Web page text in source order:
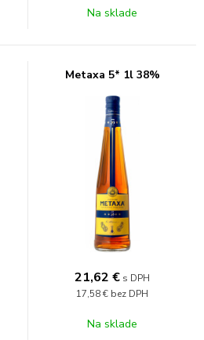
Na sklade
Metaxa 5* 1l 38%
21,62 € s DPH
17,58 € bez DPH
Na sklade